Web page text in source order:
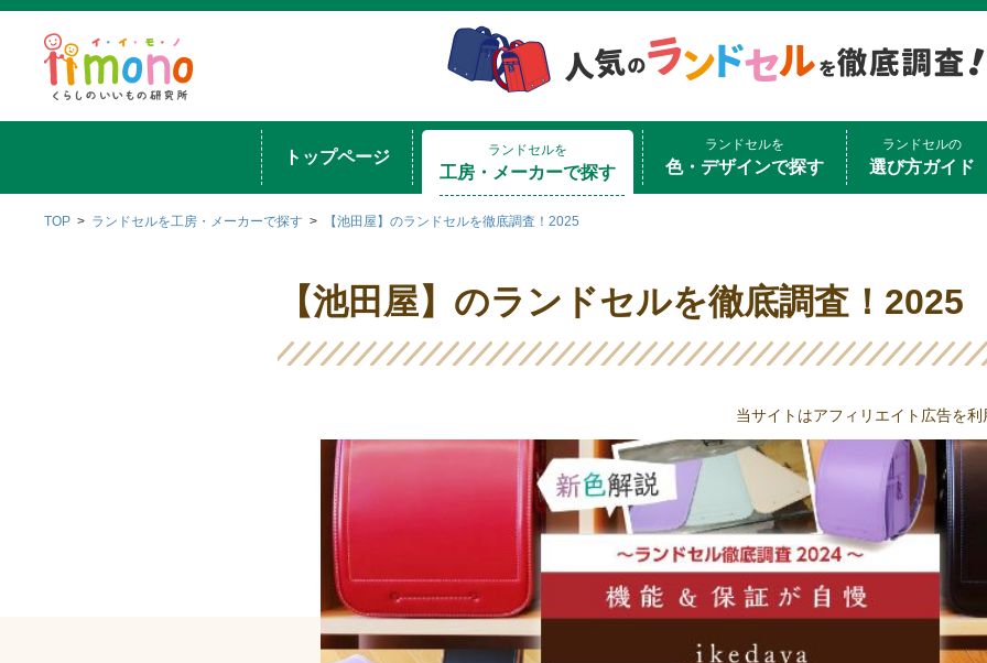
トップページ ランドセルを
工房・メーカーで探す
ランドセルを
色・デザインで探す
ランドセルの
選び方ガイド
TOP ランドセルを工房・メーカーで探す 【池田屋】のランドセルを徹底調査！2025
【池田屋】のランドセルを徹底調査！2025
当サイトはアフィリエイト広告を